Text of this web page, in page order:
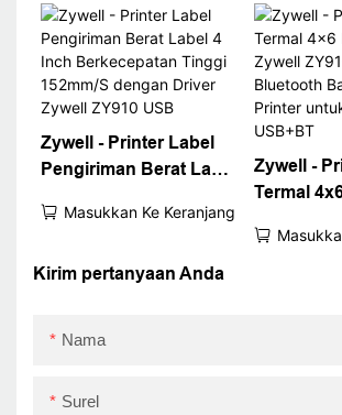
Printer ZY910 A6
Waybill Printer
USB+WiFi
Barcode
USB+WiFi
Zywell - Printer Label
Pengiriman Berat Label
Tinggi 152mm/S
ZY910 USB
Masukkan Ke Keranjang
Zywell -
Termal
Bluetooth
Kirim pertanyaan Anda
Nama
Surel